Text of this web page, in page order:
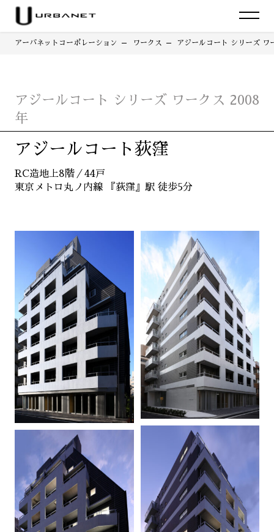
アーバネットコーポレーション ワークス アジールコート シリーズ ワ
アジールコート シリーズ ワークス 2008
年
アジールコート荻窪
RC造地上8階／44戸
東京メトロ丸ノ内線 『荻窪』駅 徒歩5分